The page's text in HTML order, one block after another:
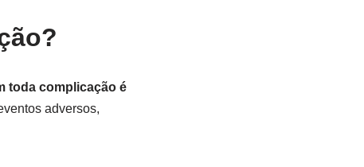
toda complicação é
adversos,